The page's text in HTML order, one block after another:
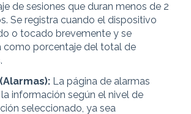
de sesiones que duran menos de 2
Se registra cuando el dispositivo
o tocado brevemente y se
como porcentaje del total de
La página de alarmas
información según el nivel de
seleccionado, ya sea